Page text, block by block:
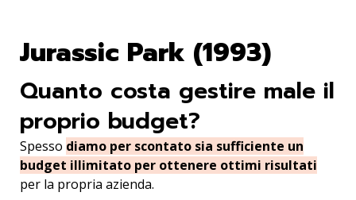
Jurassic Park (1993)
Quanto costa gestire male il
proprio budget?
Spesso diamo per scontato sia sufficiente un
budget illimitato per ottenere ottimi risultati
per la propria azienda.